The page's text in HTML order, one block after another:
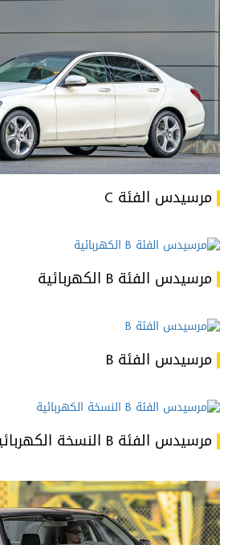
مرسيدس الفئة C
مرسيدس الفئة B الكهربائية
مرسيدس الفئة B
مرسيدس الفئة B النسخة الكهربائية